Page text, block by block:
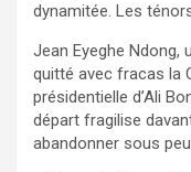
dynamitée. Les
Jean Eyeghe Ndong,
quitté avec fracas la
présidentielle d’Ali
départ fragilise
abandonner sous